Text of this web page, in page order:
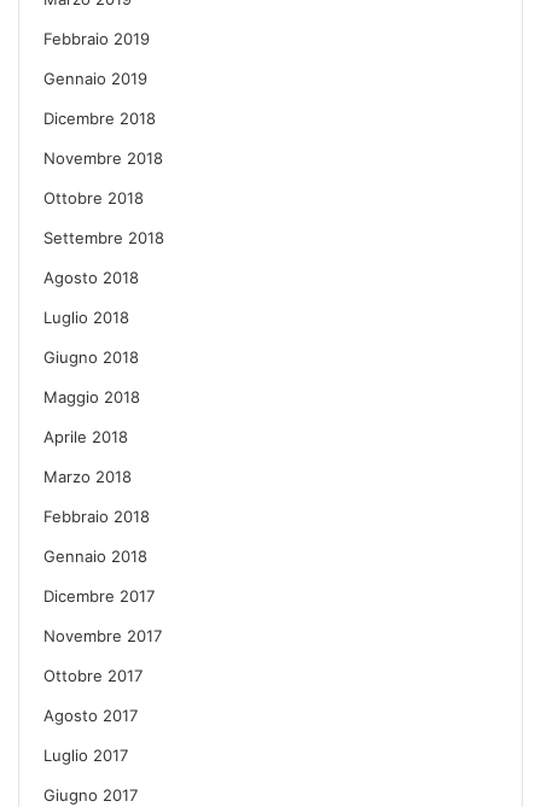
Febbraio 2019
Gennaio 2019
Dicembre 2018
Novembre 2018
Ottobre 2018
Settembre 2018
Agosto 2018
Luglio 2018
Giugno 2018
Maggio 2018
Aprile 2018
Marzo 2018
Febbraio 2018
Gennaio 2018
Dicembre 2017
Novembre 2017
Ottobre 2017
Agosto 2017
Luglio 2017
Giugno 2017